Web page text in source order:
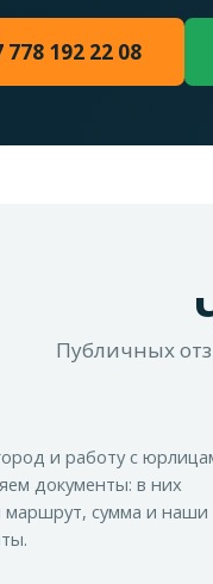
192 22 08
Публичных
и работу с
документы: в них
маршрут, сумма и наши